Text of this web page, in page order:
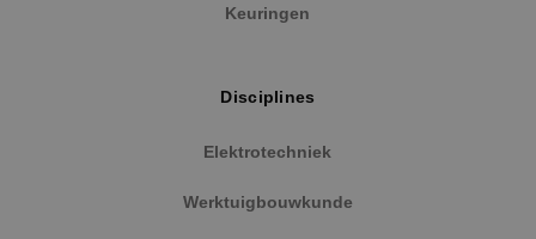
Keuringen
Disciplines
Elektrotechniek
Werktuigbouwkunde
Google Privacy Policy